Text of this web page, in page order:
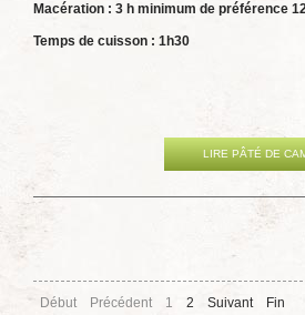
Macération : 3 h minimum de préférence
Temps de cuisson : 1h30
LIRE PÂTÉ DE
Début Précédent 1 2 Suivant Fin